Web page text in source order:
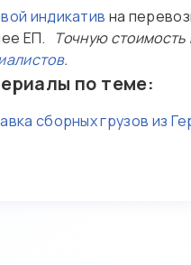
индикатив на
ЕП.
Точную стоимость
.
по теме:
сборных грузов из